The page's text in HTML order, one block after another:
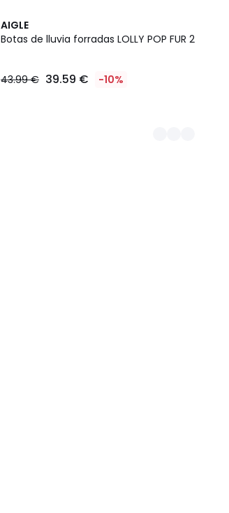
AIGLE
Botas de lluvia forradas LOLLY POP FUR 2
43.99 € 39.59 € -10%
2
Colores